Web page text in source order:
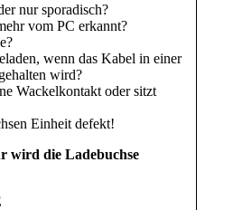
nur sporadisch?
vom PC erkannt?
wenn das Kabel in einer
wird?
Wackelkontakt oder sitzt
Einheit defekt!
wird die Ladebuchse